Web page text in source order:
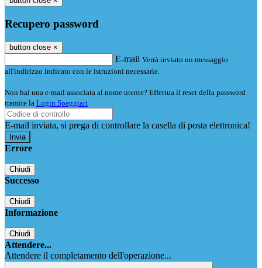
Recupero password
button close ×
E-mail Verrà inviato un messaggio
all'indirizzo indicato con le istruzioni necessarie.
Non hai una e-mail associata al nome utente? Effettua il reset della password
tramite la Login Spaggiari
E-mail inviata, si prega di controllare la casella di posta elettronica!
Errore
Chiudi
Successo
Chiudi
Informazione
Chiudi
Attendere...
Attendere il completamento dell'operazione...